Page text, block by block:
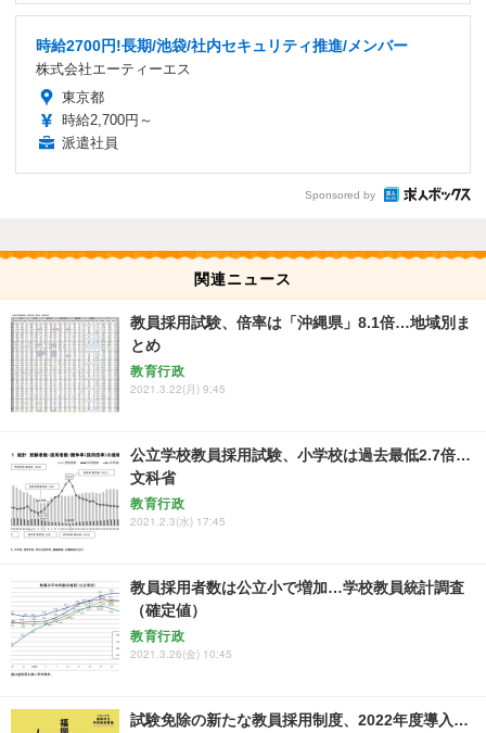
時給2700円!長期/池袋/社内セキュリティ推進/メンバー
株式会社エーティーエス
東京都
時給2,700円～
派遣社員
Sponsored by
関連ニュース
教員採用試験、倍率は「沖縄県」8.1倍…地域別ま
とめ
教育行政
2021.3.22(月) 9:45
公立学校教員採用試験、小学校は過去最低2.7倍…
文科省
教育行政
2021.2.3(水) 17:45
教員採用者数は公立小で増加…学校教員統計調査
（確定値）
教育行政
2021.3.26(金) 10:45
試験免除の新たな教員採用制度、2022年度導入…